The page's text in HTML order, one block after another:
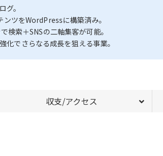
。
ツをWordPressに構築済み。
索＋SNSの二軸集客が可能。
でさらなる成長を狙える事業。
収支/アクセス